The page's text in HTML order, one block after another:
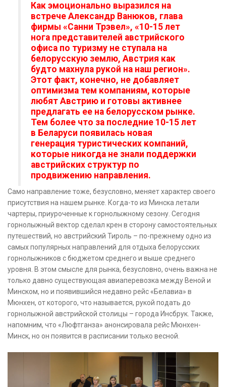
Как эмоционально выразился на
встрече Александр Ванюков, глава
фирмы «Санни Трэвел», «10-15 лет
нога представителей австрийского
офиса по туризму не ступала на
белорусскую землю, Австрия как
будто махнула рукой на наш регион».
Этот факт, конечно, не добавляет
оптимизма тем компаниям, которые
любят Австрию и готовы активнее
предлагать ее на белорусском рынке.
Тем более что за последние 10-15 лет
в Беларуси появилась новая
генерация туристических компаний,
которые никогда не знали поддержки
австрийских структур по
продвижению направления.
Само направление тоже, безусловно, меняет характер своего
присутствия на нашем рынке. Когда-то из Минска летали
чартеры, приуроченные к горнолыжному сезону. Сегодня
горнолыжный вектор сделал крен в сторону самостоятельных
путешествий, но австрийский Тироль – по-прежнему одно из
самых популярных направлений для отдыха белорусских
горнолыжников с бюджетом среднего и выше среднего
уровня. В этом смысле для рынка, безусловно, очень важна не
только давно существующая авиаперевозка между Веной и
Минском, но и появившийся недавно рейс «Белавиа» в
Мюнхен, от которого, что называется, рукой подать до
горнолыжной австрийской столицы – города Инсбрук. Также,
напомним, что «Люфтганза» анонсировала рейс Мюнхен-
Минск, но он появится в расписании только весной.